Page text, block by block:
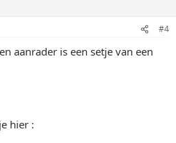
#4
aanrader is een setje van een
hier :